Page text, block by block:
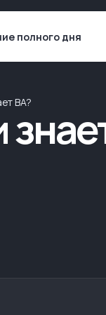
полного дня
BA?